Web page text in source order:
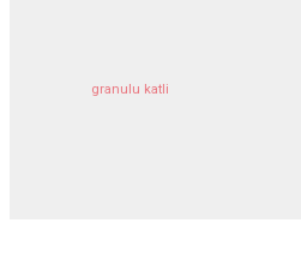
granulu katli